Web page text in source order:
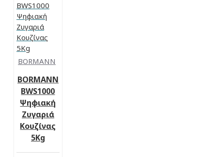
BORMANN
BORMANN
BWS1000
Ψηφιακή
Ζυγαριά
Κουζίνας
5Kg